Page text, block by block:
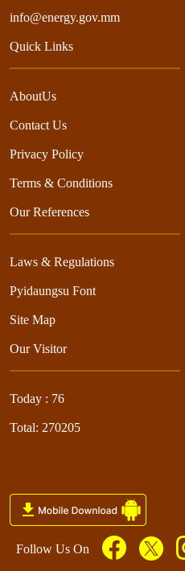
info@energy.gov.mm
Quick Links
AboutUs
Contact Us
Privacy Policy
Terms & Conditions
Our References
Laws & Regulations
Pyidaungsu Font
Site Map
Our Visitor
Today : 76
Total: 270205
Follow Us On